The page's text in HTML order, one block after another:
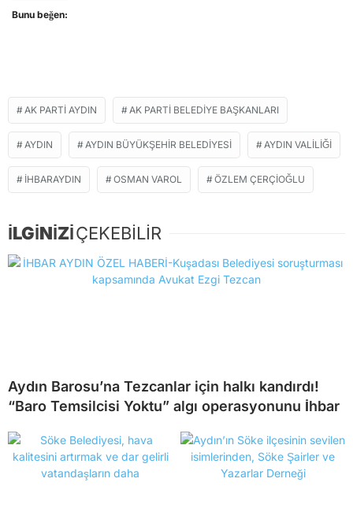
Bunu beğen:
AK PARTI AYDIN AK PARTI BELEDIYE BAŞKANLARI
AYDIN AYDIN BÜYÜKŞEHIR BELEDIYESI AYDIN VALILIĞI
IHBARAYDIN OSMAN VAROL ÖZLEM ÇERÇIOĞLU
İLGİNİZİÇEKEBİLİR
Aydın Barosu’na Tezcanlar için halkı kandırdı!
“Baro Temsilcisi Yoktu” algı operasyonunu İhbar